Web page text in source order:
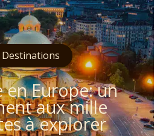
Destinations
en Europe: un
aux mille
à explorer